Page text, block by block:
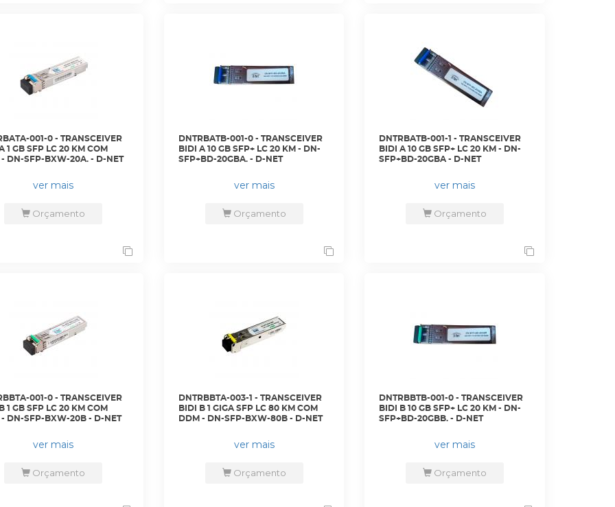
001-0 - TRANSCEIVER
1 GB SFP LC 20 KM COM
- DN-SFP-BXW-20A. - D-NET
ver mais
Orçamento
DNTRBATB-001-0 - TRANSCEIVER
BIDI A 10 GB SFP+ LC 20 KM - DN-
SFP+BD-20GBA. - D-NET
ver mais
Orçamento
DNTRBATB-001-1 - TRANSCEIVER
BIDI A 10 GB SFP+ LC 20 KM - DN-
SFP+BD-20GBA - D-NET
ver mais
Orçamento
001-0 - TRANSCEIVER
1 GB SFP LC 20 KM COM
- DN-SFP-BXW-20B - D-NET
ver mais
Orçamento
DNTRBBTA-003-1 - TRANSCEIVER
BIDI B 1 GIGA SFP LC 80 KM COM
DDM - DN-SFP-BXW-80B - D-NET
ver mais
Orçamento
DNTRBBTB-001-0 - TRANSCEIVER
BIDI B 10 GB SFP+ LC 20 KM - DN-
SFP+BD-20GBB. - D-NET
ver mais
Orçamento